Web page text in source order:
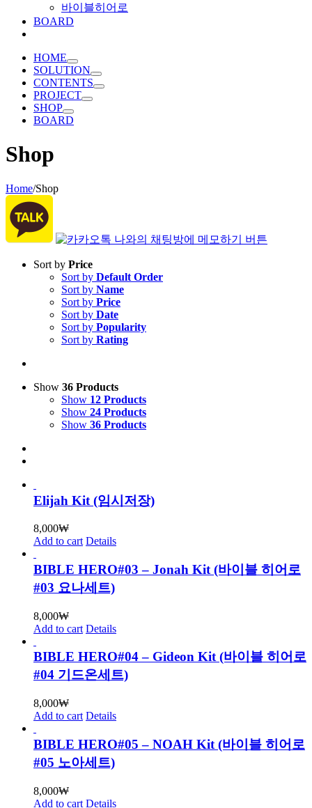
바이블히어로
BOARD
HOME
SOLUTION
CONTENTS
PROJECT
SHOP
BOARD
Shop
Home/Shop
Sort by Price
Sort by Default Order
Sort by Name
Sort by Price
Sort by Date
Sort by Popularity
Sort by Rating
Show 36 Products
Show 12 Products
Show 24 Products
Show 36 Products
Elijah Kit (임시저장)
8,000₩
Add to cart Details
BIBLE HERO#03 – Jonah Kit (바이블 히어로
#03 요나세트)
8,000₩
Add to cart Details
BIBLE HERO#04 – Gideon Kit (바이블 히어로
#04 기드온세트)
8,000₩
Add to cart Details
BIBLE HERO#05 – NOAH Kit (바이블 히어로
#05 노아세트)
8,000₩
Add to cart Details